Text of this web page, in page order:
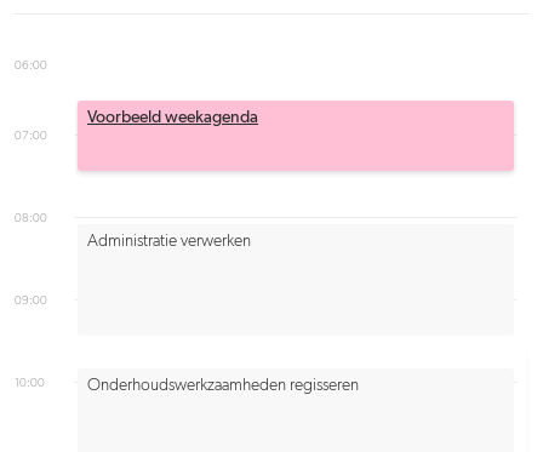
06:00
07:00
08:00
09:00
10:00
Administratie verwerken
Onderhoudswerkzaamheden regisseren
Voorbeeld weekagenda